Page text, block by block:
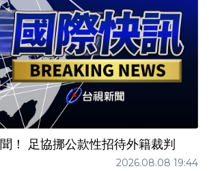
！ 足協挪公款性招待外籍裁判
2026.08.08 19:44